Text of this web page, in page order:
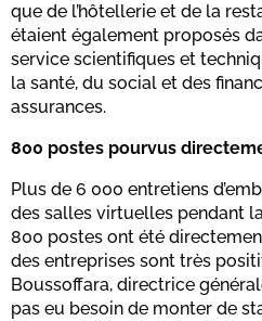
que de l’hôtellerie et de la
étaient également proposés
service scientifiques et
la santé, du social et des
assurances.
800 postes pourvus
Plus de 6 000 entretiens
des salles virtuelles pendant
800 postes ont été
des entreprises sont très
Boussoffara, directrice
pas eu besoin de monter de